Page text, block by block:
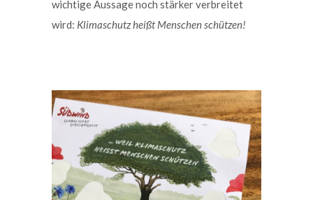
wichtige Aussage noch stärker verbreitet
wird: Klimaschutz heißt Menschen schützen!